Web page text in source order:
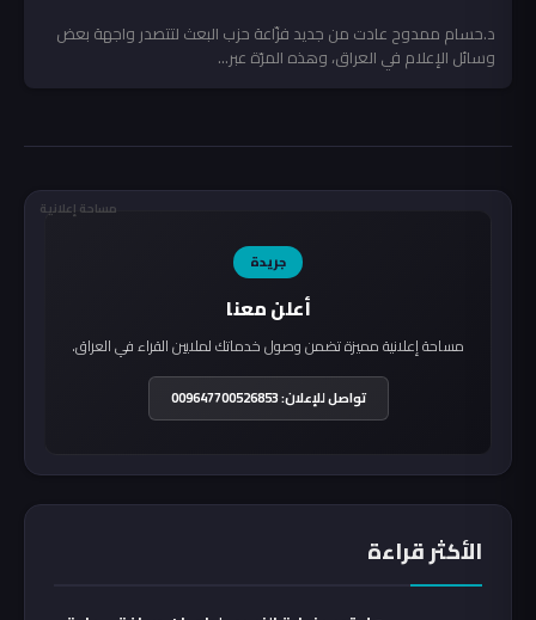
د.حسام ممدوح عادت من جديد فزّاعة حزب البعث لتتصدر واجهة بعض
وسائل الإعلام في العراق، وهذه المرّة عبر...
مساحة إعلانية
جريدة
أعلن معنا
مساحة إعلانية مميزة تضمن وصول خدماتك لملايين القراء في العراق.
تواصل للإعلان: 009647700526853
الأكثر قراءة